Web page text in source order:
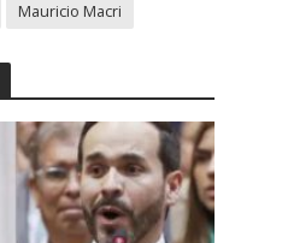
Mauricio Macri